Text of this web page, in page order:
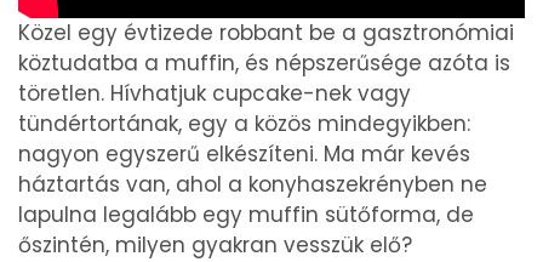
Közel egy évtizede robbant be a gasztronómiai
köztudatba a muffin, és népszerűsége azóta is
töretlen. Hívhatjuk cupcake-nek vagy
tündértortának, egy a közös mindegyikben:
nagyon egyszerű elkészíteni. Ma már kevés
háztartás van, ahol a konyhaszekrényben ne
lapulna legalább egy muffin sütőforma, de
őszintén, milyen gyakran vesszük elő?